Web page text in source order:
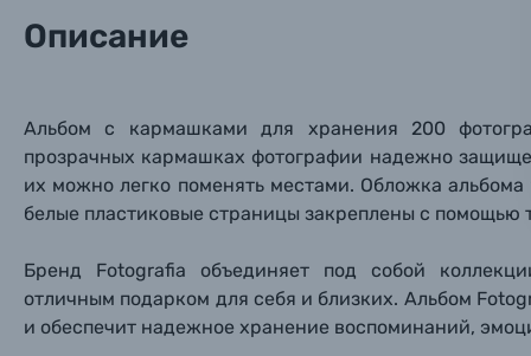
Фоторамки
Фотоальбомы
Книги о фотографии, альбомы известных
Описание
Альбом с кармашками для хранения 200
прозрачных кармашках фотографии надежно
их можно легко поменять местами. Обложка
белые пластиковые страницы закреплены с помощью
Бренд Fotografia объединяет под собой
отличным подарком для себя и близких. Альбом
и обеспечит надежное хранение воспоминаний,